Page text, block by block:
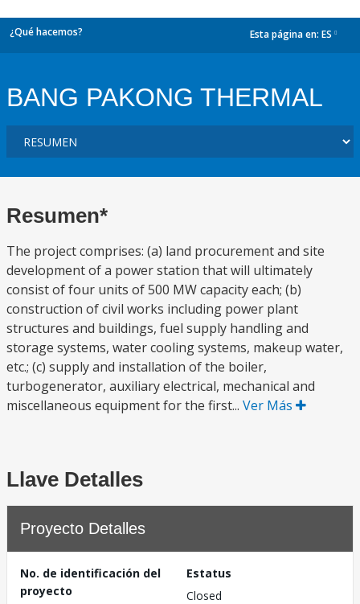
¿Qué hacemos? Esta página en: ES
BANG PAKONG THERMAL
Resumen*
The project comprises: (a) land procurement and site
development of a power station that will ultimately
consist of four units of 500 MW capacity each; (b)
construction of civil works including power plant
structures and buildings, fuel supply handling and
storage systems, water cooling systems, makeup water,
etc.; (c) supply and installation of the boiler,
turbogenerator, auxiliary electrical, mechanical and
miscellaneous equipment for the first... Ver Más
Llave Detalles
Proyecto Detalles
No. de identificación del
proyecto
Estatus
Closed